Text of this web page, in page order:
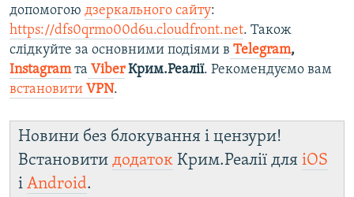
допомогою дзеркального сайту:
https://dfs0qrmo00d6u.cloudfront.net. Також
слідкуйте за основними подіями в Telegram,
Instagramта ViberКрим.Реалії. Рекомендуємо вам
встановити VPN.
Новини без блокування і цензури!
Встановити додаток Крим.Реалії для iOS
і Android.